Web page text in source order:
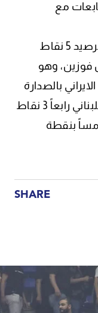
21 نقطة، وأضاف 9 متابعات مع
وبقي النادي الرياضي بالمركز الثاني برصيد 5 نقاط
فوزين، وهو
بالصدارة
بـ6 نقاط من 3 انتصارات، والحكمة اللبناني رابعاً 3 نقاط
بنقطة
SHARE